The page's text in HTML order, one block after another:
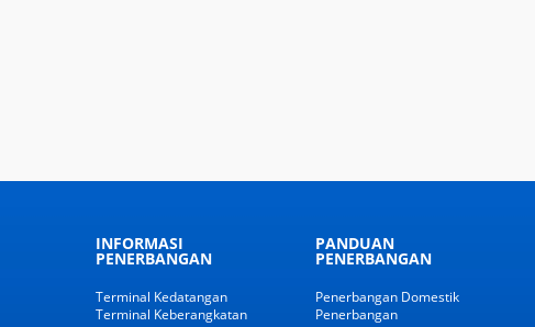
INFORMASI
PENERBANGAN
Terminal Kedatangan
Terminal Keberangkatan
PANDUAN
PENERBANGAN
Penerbangan Domestik
Penerbangan